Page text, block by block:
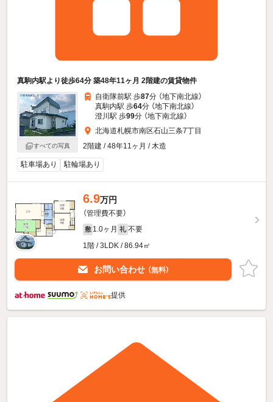
真駒内駅より徒歩64分 築48年11ヶ月 2階建の賃貸物件
すべての写真
自衛隊前駅 歩87分 （地下南北線）
真駒内駅 歩64分 （地下南北線）
澄川駅 歩99分 （地下南北線）
北海道札幌市南区石山三条7丁目
2階建 / 48年11ヶ月 / 木造
駐車場あり 駐輪場あり
6.9万円
（管理費不要）
敷 1.0ヶ月 礼 不要
1階 / 3LDK / 86.94㎡
お問い合わせ （無料）
提供